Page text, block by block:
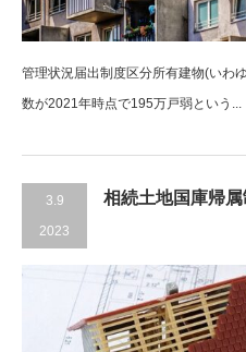
管理状況届出制度区分所有建物(いわ
数が2021年時点で195万戸弱という...
3.9
2023
相続土地国庫帰